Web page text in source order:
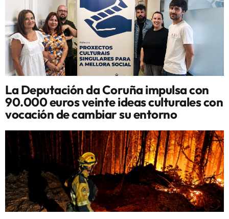
La Deputación da Coruña impulsa con
90.000 euros veinte ideas culturales con
vocación de cambiar su entorno